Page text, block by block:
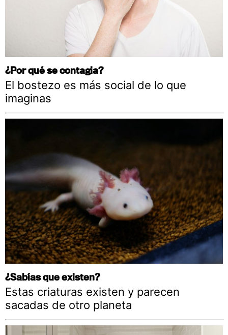
¿Por qué se contagia?
El bostezo es más social de lo que
imaginas
¿Sabías que existen?
Estas criaturas existen y parecen
sacadas de otro planeta